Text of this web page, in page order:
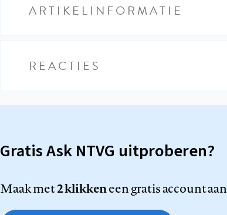
ARTIKELINFORMATIE
REACTIES
Gratis Ask NTVG uitproberen?
Maak met2 klikkeneen gratis account aan